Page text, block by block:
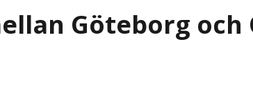
Göteborg och